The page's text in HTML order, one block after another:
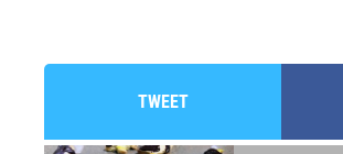
TWEET